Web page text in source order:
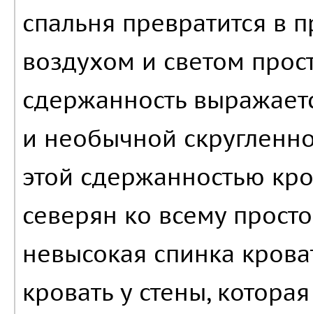
спальня превратится в
воздухом и светом
сдержанность
и необычной
этой сдержанностью
северян ко всему
невысокая спинка
кровать у стены,